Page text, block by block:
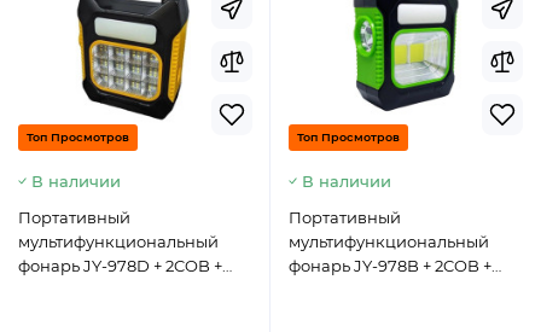
Топ Просмотров
В наличии
Портативный
мультифункциональный
фонарь JY-978D + 2COB +
Топ Просмотров
В наличии
Портативный
мультифункциональный
фонарь JY-978B + 2COB +